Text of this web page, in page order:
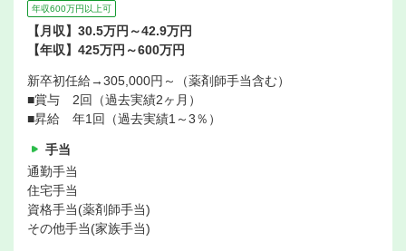
年収600万円以上可
【月収】30.5万円～42.9万円
【年収】425万円～600万円
新卒初任給→305,000円～（薬剤師手当含む）
■賞与 2回（過去実績2ヶ月）
■昇給 年1回（過去実績1～3％）
手当
通勤手当
住宅手当
資格手当(薬剤師手当)
その他手当(家族手当)